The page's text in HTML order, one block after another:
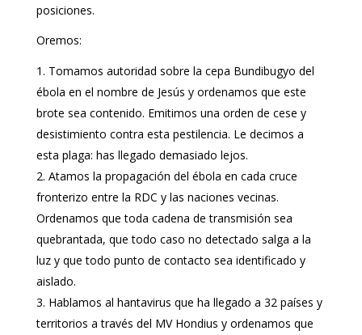
posiciones.
Oremos:
Tomamos autoridad sobre la cepa Bundibugyo del
ébola en el nombre de Jesús y ordenamos que este
brote sea contenido. Emitimos una orden de cese y
desistimiento contra esta pestilencia. Le decimos a
esta plaga: has llegado demasiado lejos.
Atamos la propagación del ébola en cada cruce
fronterizo entre la RDC y las naciones vecinas.
Ordenamos que toda cadena de transmisión sea
quebrantada, que todo caso no detectado salga a la
luz y que todo punto de contacto sea identificado y
aislado.
Hablamos al hantavirus que ha llegado a 32 países y
territorios a través del MV Hondius y ordenamos que